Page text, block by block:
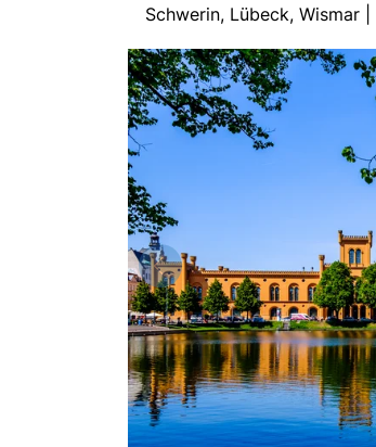
Schwerin, Lübeck, Wismar